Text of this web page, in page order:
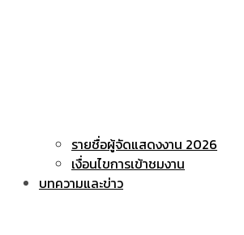
รายชื่อผู้จัดแสดงงาน 2026
เงื่อนไขการเข้าชมงาน
บทความและข่าว